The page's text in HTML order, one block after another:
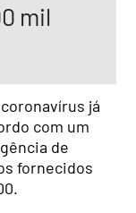
mil
já
com um
de
fornecidos